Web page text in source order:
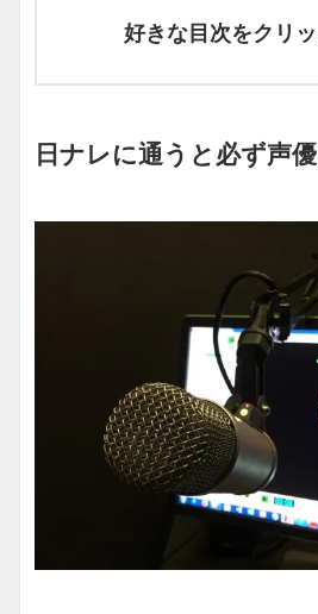
好きな目次をクリ
日ナレに通うと必ず声